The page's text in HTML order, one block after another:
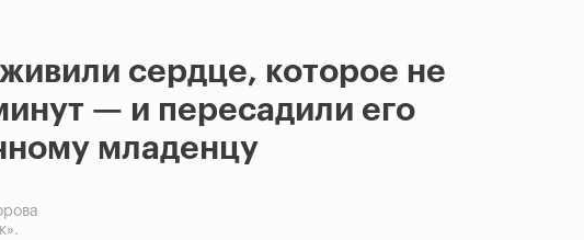
сердце, которое не
— и пересадили его
младенцу